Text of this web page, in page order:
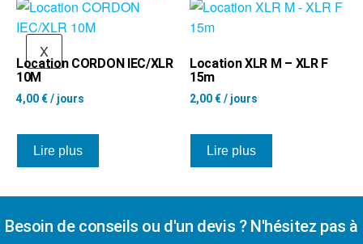
X
Location CORDON IEC/XLR
10M
4,00 €/ jours
Lire plus
Location XLR M – XLR F
15m
2,00 €/ jours
Lire plus
Besoin de conseils ou d'un devis ? N'hésitez pas à